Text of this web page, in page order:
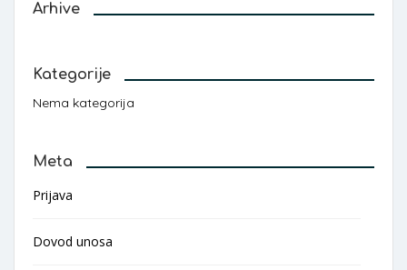
Arhive
Kategorije
Nema kategorija
Meta
Prijava
Dovod unosa